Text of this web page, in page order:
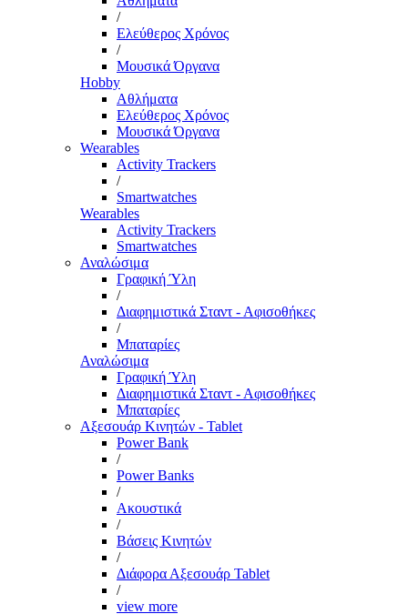
/
Ελεύθερος Χρόνος
/
Μουσικά Όργανα
Hobby
Αθλήματα
Ελεύθερος Χρόνος
Μουσικά Όργανα
Wearables
Activity Trackers
/
Smartwatches
Wearables
Activity Trackers
Smartwatches
Αναλώσιμα
Γραφική Ύλη
/
Διαφημιστικά Σταντ - Αφισοθήκες
/
Μπαταρίες
Αναλώσιμα
Γραφική Ύλη
Διαφημιστικά Σταντ - Αφισοθήκες
Μπαταρίες
Αξεσουάρ Κινητών - Tablet
Power Bank
/
Power Banks
/
Ακουστικά
/
Βάσεις Κινητών
/
Διάφορα Αξεσουάρ Tablet
/
view more